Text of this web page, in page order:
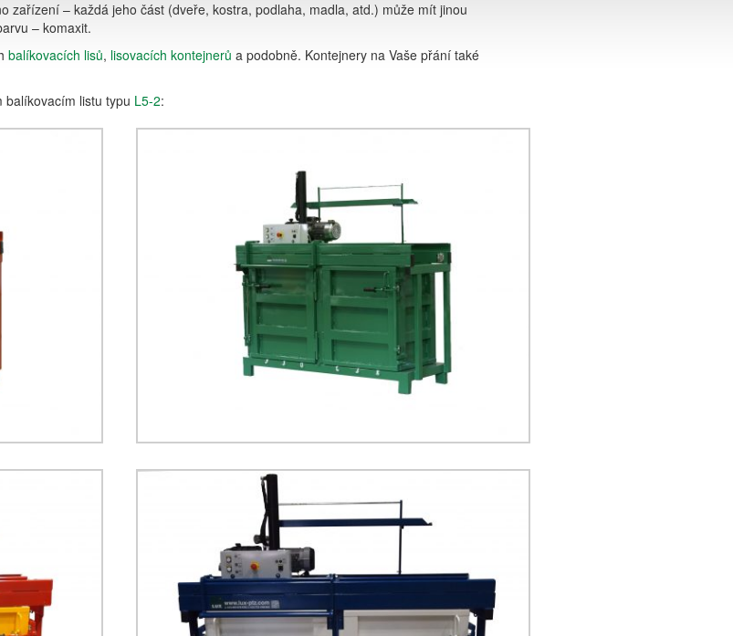
ŽIVOTNÉHO PROSTREDIA
zařízení – každá jeho část (dveře, kostra, podlaha, madla, atd.) může mít jinou
– komaxit.
balíkovacích lisů, lisovacích kontejnerů a podobně. Kontejnery na Vaše přání také
balíkovacím listu typu L5-2: